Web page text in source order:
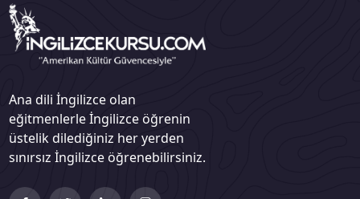
Ana dili İngilizce olan
eğitmenlerle İngilizce öğrenin
üstelik dilediğiniz her yerden
sınırsız İngilizce öğrenebilirsiniz.